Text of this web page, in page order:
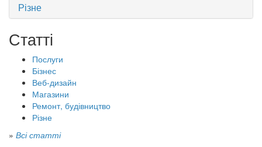
Різне
Статті
Послуги
Бізнес
Веб-дизайн
Магазини
Ремонт, будівництво
Різне
» Всі статті